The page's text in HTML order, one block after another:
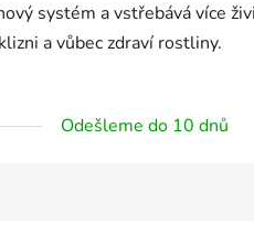
systém a vstřebává více
a vůbec zdraví rostliny.
Odešleme do 10 dnů